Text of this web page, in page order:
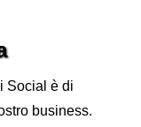
Social è di
business.